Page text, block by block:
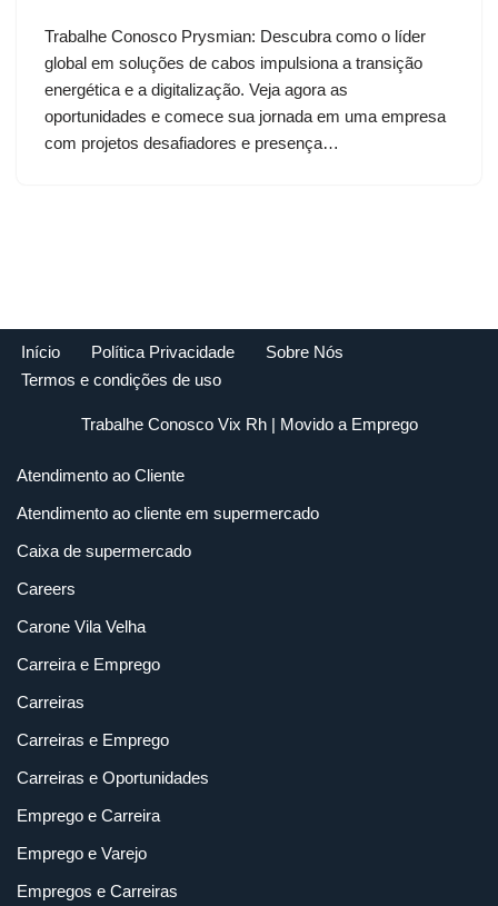
Trabalhe Conosco Prysmian: Descubra como o líder
global em soluções de cabos impulsiona a transição
energética e a digitalização. Veja agora as
oportunidades e comece sua jornada em uma empresa
com projetos desafiadores e presença…
Início Política Privacidade
Sobre Nós
Termos e condições de uso
Trabalhe Conosco Vix Rh| Movido a Emprego
Atendimento ao Cliente
Atendimento ao cliente em supermercado
Caixa de supermercado
Careers
Carone Vila Velha
Carreira e Emprego
Carreiras
Carreiras e Emprego
Carreiras e Oportunidades
Emprego e Carreira
Emprego e Varejo
Empregos e Carreiras